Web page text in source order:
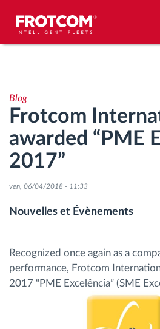
Analyse du comportement
Contrôle des temps de
Gestion de la main-d’œuvre
Téléchargement du
Contrôle d'accès
Gestion de carburant
Planification et suivi
Blog
Frotcom
awarded “PME
2017”
ven, 06/04/2018 - 11:33
Nouvelles et Évènements
Recognized once again as a
performance, Frotcom
2017 “PME Excelência” (SME